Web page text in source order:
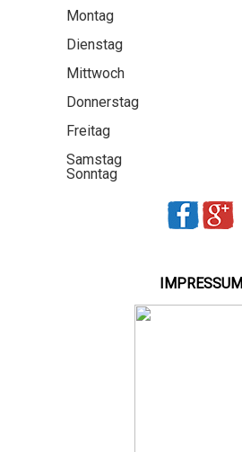
Montag
Dienstag
Mittwoch
Donnerstag
Freitag
Samstag
Sonntag
IMPRESSUM